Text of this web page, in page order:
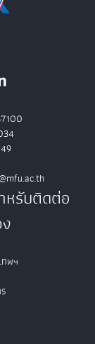
หรับติดต่อ
พฯ